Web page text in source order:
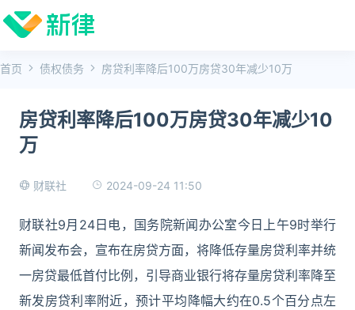
首页 债权债务 房贷利率降后100万房贷30年减少10万
房贷利率降后100万房贷30年减少10
万
财联社 2024-09-24 11:50
财联社9月24日电，国务院新闻办公室今日上午9时举行
新闻发布会，宣布在房贷方面，将降低存量房贷利率并统
一房贷最低首付比例，引导商业银行将存量房贷利率降至
新发房贷利率附近，预计平均降幅大约在0.5个百分点左